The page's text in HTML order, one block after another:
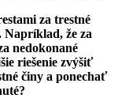
za trestné
Napríklad, že za
nedokonané
riešenie zvýšiť
činy a ponechať